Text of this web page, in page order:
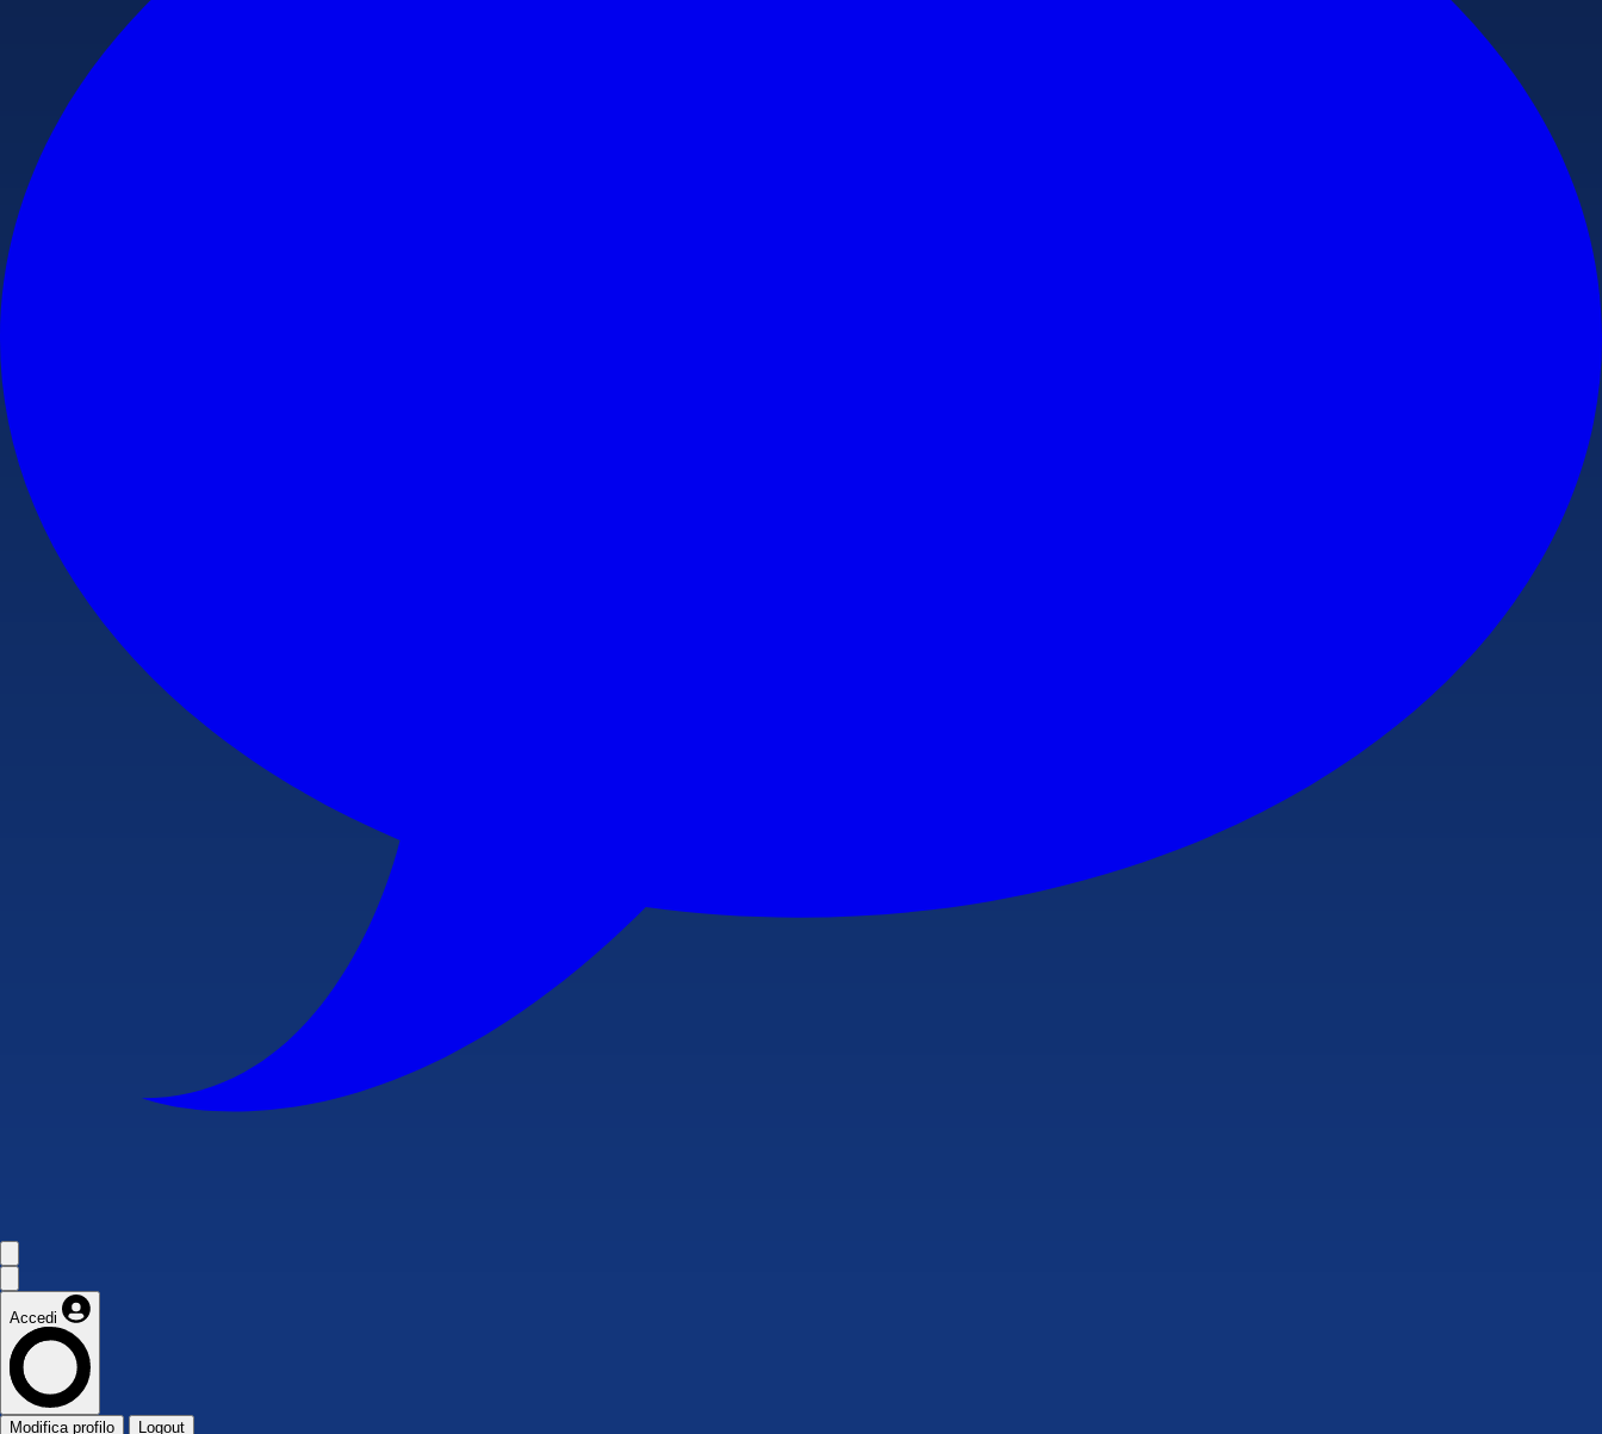
Accedi
Modifica profilo Logout